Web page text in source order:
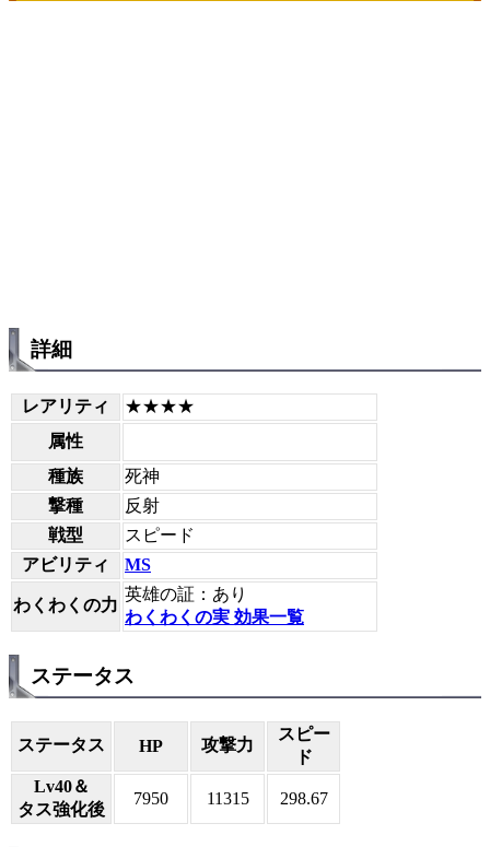
詳細
レアリティ
★★★★
属性
種族
死神
撃種
反射
戦型
スピード
アビリティ
MS
わくわくの力
英雄の証：あり
わくわくの実 効果一覧
ステータス
ステータス HP 攻撃力
スピー
ド
Lv40＆
タス強化後
7950 11315 298.67